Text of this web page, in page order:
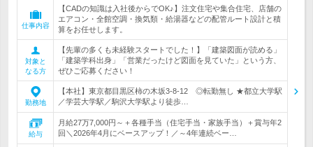
仕事内容
【CADの知識は入社後からでOK♪】注文住宅や集合住宅、店舗の
エアコン・全館空調・換気類・給湯器などの配管ルート設計と積
算をお任せします。
対象と
なる方
【先輩の多くも未経験スタートでした！】「建築図面が読める」
「建築学科出身」「営業だったけど図面を見ていた」という方、
ぜひご応募ください！
勤務地
【本社】東京都目黒区柿の木坂3-8-12 ◎転勤無し ★都立大学駅
／学芸大学駅／駒沢大学駅より徒歩…
給与
月給27万7,000円～＋各種手当（住宅手当・家族手当）＋賞与年2
回＼2026年4月にベースアップ！／～4年連続ベー…